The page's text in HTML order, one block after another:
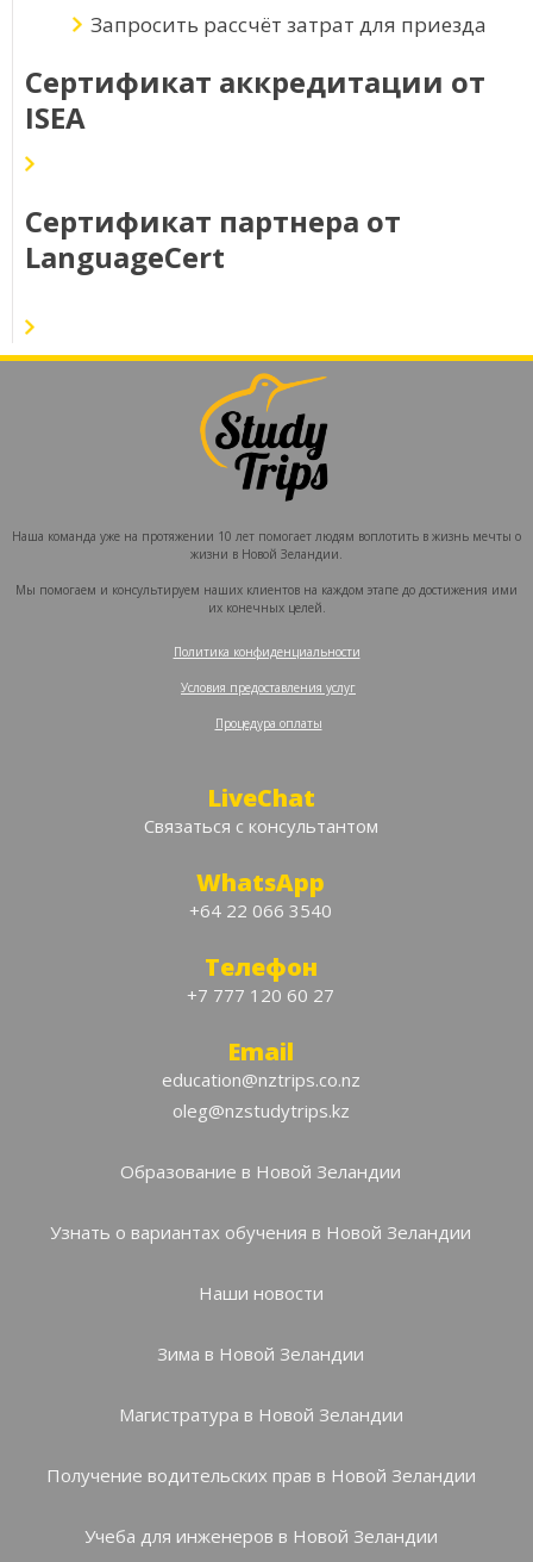
Запросить рассчёт затрат для приезда
Сертификат аккредитации от
ISEA
Сертификат партнера от
LanguageCert
Наша команда уже на протяжении 10 лет помогает людям воплотить в жизнь мечты о
жизни в Новой Зеландии.
Мы помогаем и консультируем наших клиентов на каждом этапе до достижения ими
их конечных целей.
Политика конфиденциальности
Условия предоставления услуг
Процедура оплаты
LiveChat
Связаться с консультантом
WhatsApp
+64 22 066 3540
Телефон
+7 777 120 60 27
Email
education@nztrips.co.nz
oleg@nzstudytrips.kz
Образование в Новой Зеландии
Узнать о вариантах обучения в Новой Зеландии
Наши новости
Зима в Новой Зеландии
Магистратура в Новой Зеландии
Получение водительских прав в Новой Зеландии
Учеба для инженеров в Новой Зеландии